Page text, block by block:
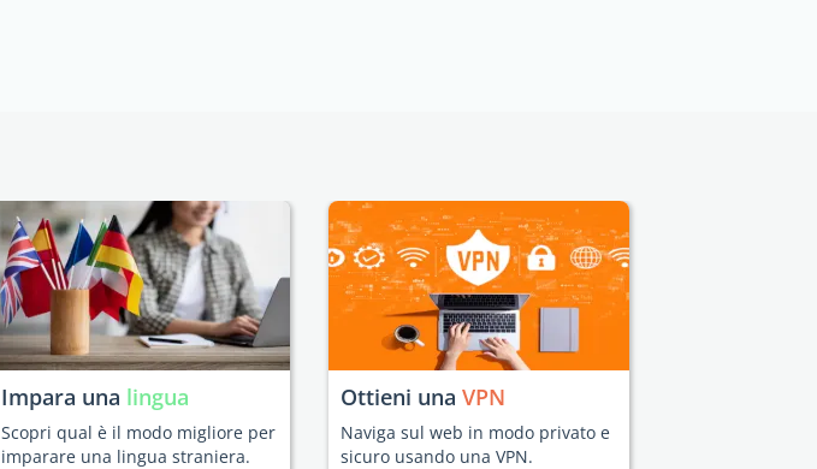
Impara una lingua
Scopri qual è il modo migliore per
imparare una lingua straniera.
Ottieni una VPN
Naviga sul web in modo privato e
sicuro usando una VPN.